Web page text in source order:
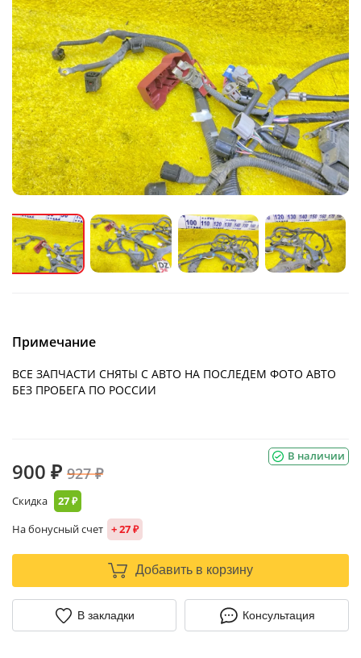
Примечание
ВСЕ ЗАПЧАСТИ СНЯТЫ С АВТО НА ПОСЛЕДЕМ ФОТО АВТО
БЕЗ ПРОБЕГА ПО РОССИИ
В наличии
900 ₽ 927 ₽
Скидка 27 ₽
На бонусный счет + 27 ₽
Добавить в корзину
В закладки Консультация